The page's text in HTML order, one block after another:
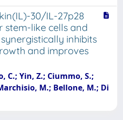
30/IL-27p28
stem-like cells and
inhibits
and improves
C.; Yin, Z.; Ciummo, S.;
M.; Bellone, M.; Di